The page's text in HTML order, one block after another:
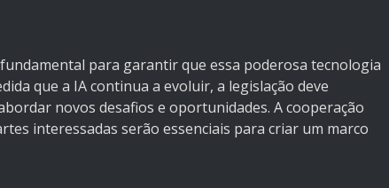
para garantir que essa poderosa tecnologia
que a IA continua a evoluir, a legislação deve
novos desafios e oportunidades. A cooperação
interessadas serão essenciais para criar um marco